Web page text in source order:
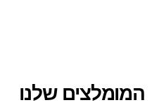
המומלצים שלנו